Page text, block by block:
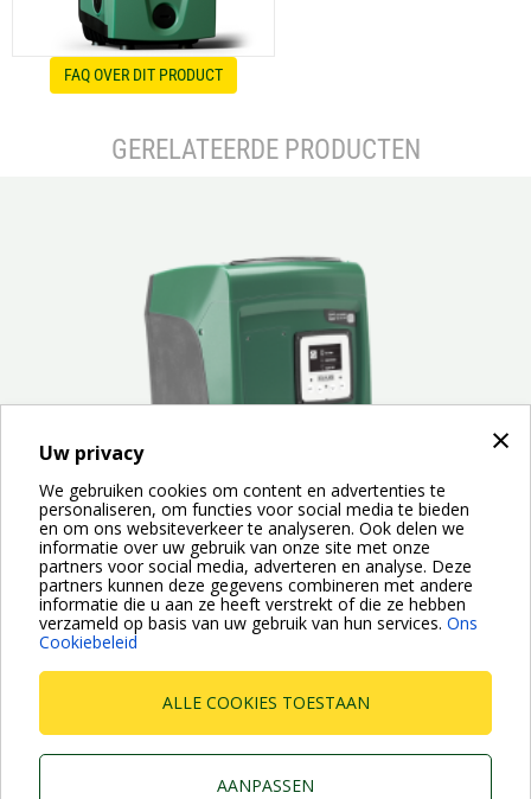
×
Uw privacy
We gebruiken cookies om content en advertenties te
personaliseren, om functies voor social media te bieden
en om ons websiteverkeer te analyseren. Ook delen we
informatie over uw gebruik van onze site met onze
partners voor social media, adverteren en analyse. Deze
partners kunnen deze gegevens combineren met andere
informatie die u aan ze heeft verstrekt of die ze hebben
verzameld op basis van uw gebruik van hun services. Ons
Cookiebeleid
ALLE COOKIES TOESTAAN
AANPASSEN
FAQ OVER DIT PRODUCT
GERELATEERDE PRODUCTEN
ESYBOX mini 3 is het compacte automatische
drukverhogingssysteem van DAB dat is ontwikkeld voor de